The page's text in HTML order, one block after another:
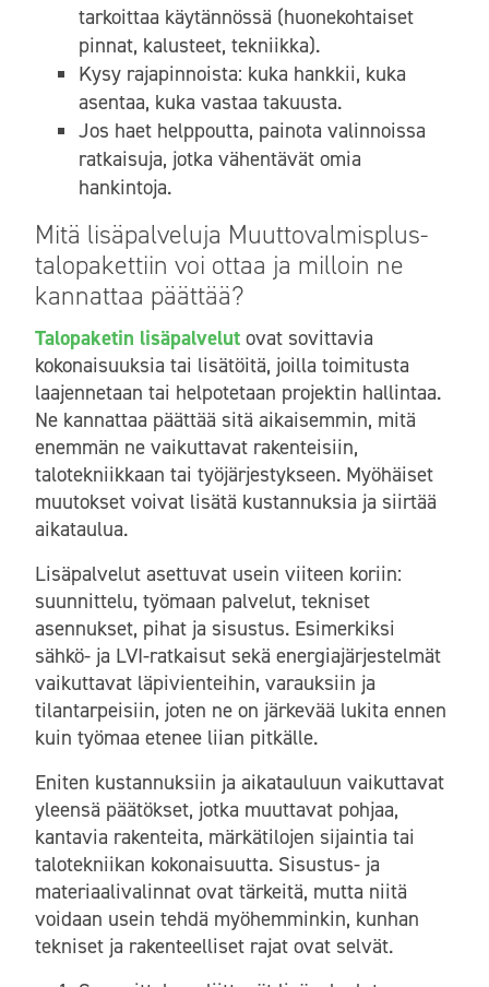
tarkoittaa käytännössä (huonekohtaiset
pinnat, kalusteet, tekniikka).
Kysy rajapinnoista: kuka hankkii, kuka
asentaa, kuka vastaa takuusta.
Jos haet helppoutta, painota valinnoissa
ratkaisuja, jotka vähentävät omia
hankintoja.
Mitä lisäpalveluja Muuttovalmisplus-
talopakettiin voi ottaa ja milloin ne
kannattaa päättää?
Talopaketin lisäpalvelut ovat sovittavia
kokonaisuuksia tai lisätöitä, joilla toimitusta
laajennetaan tai helpotetaan projektin hallintaa.
Ne kannattaa päättää sitä aikaisemmin, mitä
enemmän ne vaikuttavat rakenteisiin,
talotekniikkaan tai työjärjestykseen. Myöhäiset
muutokset voivat lisätä kustannuksia ja siirtää
aikataulua.
Lisäpalvelut asettuvat usein viiteen koriin:
suunnittelu, työmaan palvelut, tekniset
asennukset, pihat ja sisustus. Esimerkiksi
sähkö- ja LVI-ratkaisut sekä energiajärjestelmät
vaikuttavat läpivienteihin, varauksiin ja
tilantarpeisiin, joten ne on järkevää lukita ennen
kuin työmaa etenee liian pitkälle.
Eniten kustannuksiin ja aikatauluun vaikuttavat
yleensä päätökset, jotka muuttavat pohjaa,
kantavia rakenteita, märkätilojen sijaintia tai
talotekniikan kokonaisuutta. Sisustus- ja
materiaalivalinnat ovat tärkeitä, mutta niitä
voidaan usein tehdä myöhemminkin, kunhan
tekniset ja rakenteelliset rajat ovat selvät.